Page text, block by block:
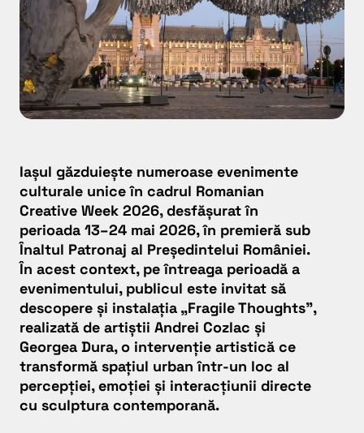
Iașul găzduiește numeroase evenimente
culturale unice în cadrul Romanian
Creative Week 2026, desfășurat în
perioada 13–24 mai 2026, în premieră sub
Înaltul Patronaj al Președintelui României.
În acest context, pe întreaga perioadă a
evenimentului, publicul este invitat să
descopere și instalația „Fragile Thoughts”,
realizată de artiștii Andrei Cozlac și
Georgea Dura, o intervenție artistică ce
transformă spațiul urban într-un loc al
percepției, emoției și interacțiunii directe
cu sculptura contemporană.